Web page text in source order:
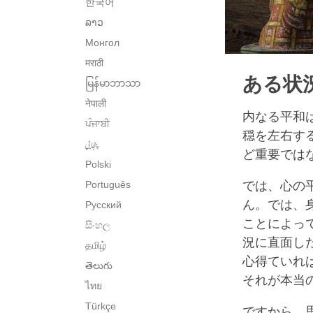
한국어
ລາວ
Монгол
मराठी
မြန်မာဘာသာ
नेपाली
ਪੰਜਾਬੀ
پنجابی
Polski
Português
Русский
සිංහල
தமிழ்
తెలుగు
ไทย
Türkçe
ある状
内なる平和
穏を左右す
ど重要では
では、心の
ん。では、
ことによっ
況に直面し
心得ていれ
それが本当